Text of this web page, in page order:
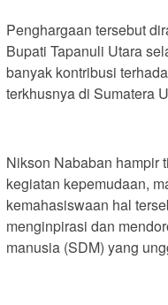
Penghargaan tersebut
Bupati Tapanuli Utara
banyak kontribusi
terkhusnya di Sumatera
Nikson Nababan hampir
kegiatan kepemudaan,
kemahasiswaan hal
menginpirasi dan
manusia (SDM) yang